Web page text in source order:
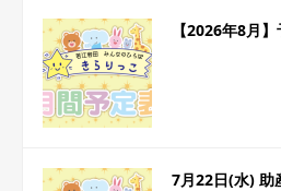
【2026年8月
7月22日(水) 助